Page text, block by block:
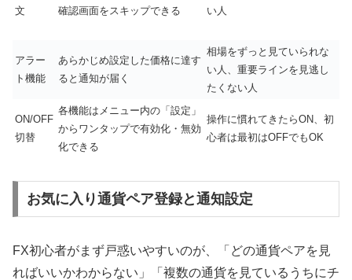
文
確認画面をスキップできる
い人
アラー
ト機能
あらかじめ設定した価格に達す
ると通知が届く
相場をずっと見ていられな
い人、重要ラインを見逃し
たくない人
ON/OFF
切替
各機能はメニュー内の「設定」
からワンタップで有効化・無効
化できる
操作に慣れてきたらON、初
心者は最初はOFFでもOK
お気に入り通貨ペア登録と通知設定
FX初心者がまず戸惑いやすいのが、「どの通貨ペアを見
ればいいかわからない」「複数の通貨を見ているうちにチ